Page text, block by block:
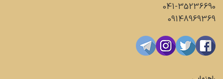
041-35236690
09148969369